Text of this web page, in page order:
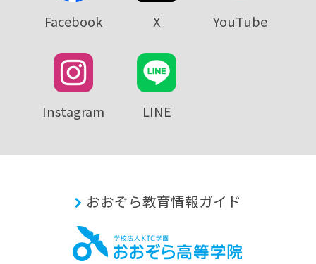
Facebook X YouTube
Instagram LINE
おおぞら教育情報ガイド